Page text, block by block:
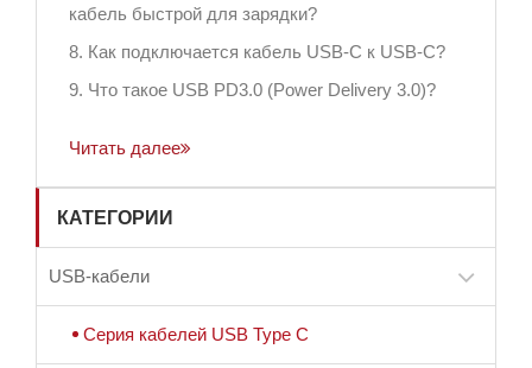
кабель быстрой для зарядки?
8. Как подключается кабель USB-C к USB-C?
9. Что такое USB PD3.0 (Power Delivery 3.0)?
Читать далее
КАТЕГОРИИ
USB-кабели
Серия кабелей USB Type C